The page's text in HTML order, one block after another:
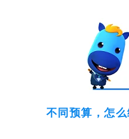
不同预算，怎